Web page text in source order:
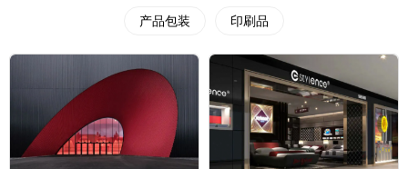
产品包装 印刷品